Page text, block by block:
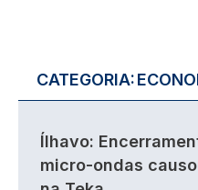
CATEGORIA:
Ílhavo:
micro-ondas